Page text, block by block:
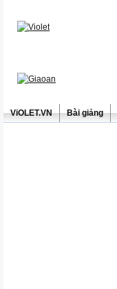
ViOLET.VN Bài giảng